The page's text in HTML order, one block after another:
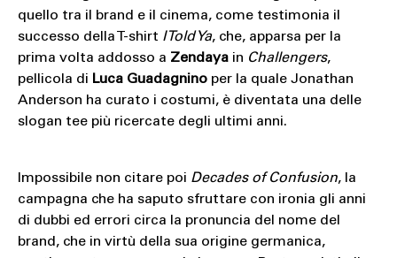
quello tra il brand e il cinema, come testimonia il
successo della T-shirt I Told Ya, che, apparsa per la
prima volta addosso a Zendayain Challengers,
pellicola di Luca Guadagninoper la quale Jonathan
Anderson ha curato i costumi, è diventata una delle
slogan tee più ricercate degli ultimi anni.
Impossibile non citare poi Decades of Confusion, la
campagna che ha saputo sfruttare con ironia gli anni
di dubbi ed errori circa la pronuncia del nome del
brand, che in virtù della sua origine germanica,